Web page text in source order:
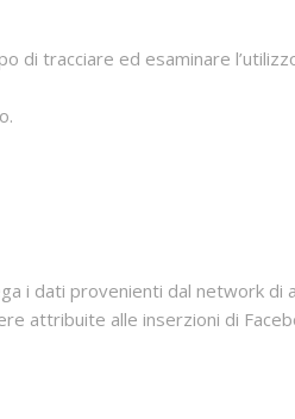
di tracciare ed esaminare
i dati provenienti dal network di
attribuite alle inserzioni di